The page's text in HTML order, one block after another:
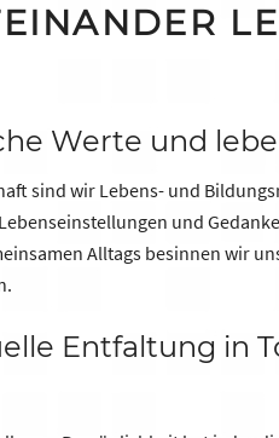
Werte und
sind wir Lebens- und
und
Alltags besinnen wir
Entfaltung in